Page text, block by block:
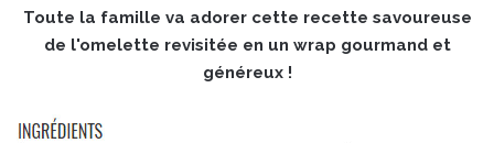
Toute la famille va adorer cette recette savoureuse
de l'omelette revisitée en un wrap gourmand et
généreux !